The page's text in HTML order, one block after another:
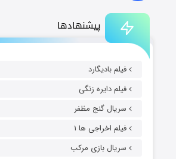
پیشنهادها
فیلم بادیگارد
فیلم دایره زنگی
سریال گنج مظفر
فیلم اخراجی ها ۱
سریال بازی مرکب